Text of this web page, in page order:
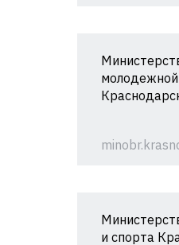
молодежной
и спорта